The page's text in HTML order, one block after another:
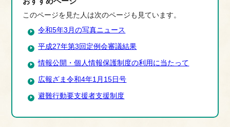
このページを見た人は次のページも見ています。
令和5年3月の写真ニュース
平成27年第3回定例会審議結果
情報公開・個人情報保護制度の利用に当たって
広報ざま令和4年1月15日号
避難行動要支援者支援制度